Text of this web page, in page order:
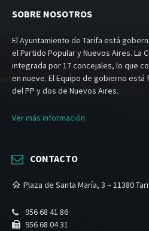
SOBRE NOSOTROS
El Ayuntamiento de Tarifa está
el Partido Popular y Nuevos Aires. La
integrada por 17 concejales, lo que
en nueve. El Equipo de gobierno
del PP y dos de Nuevos Aires.
Ver más información.
CONTACTO
Plaza de Santa María, 3 – 11380
956 68 41 86
956 68 04 31